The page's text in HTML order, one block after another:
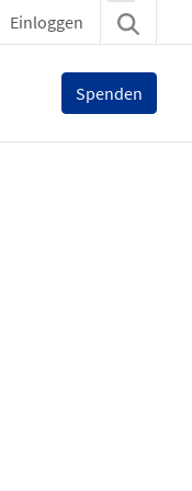
Einloggen
Spenden